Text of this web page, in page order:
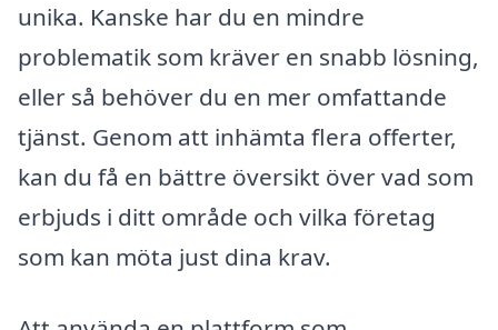
unika. Kanske har du en mindre
problematik som kräver en snabb lösning,
eller så behöver du en mer omfattande
tjänst. Genom att inhämta flera offerter,
kan du få en bättre översikt över vad som
erbjuds i ditt område och vilka företag
som kan möta just dina krav.